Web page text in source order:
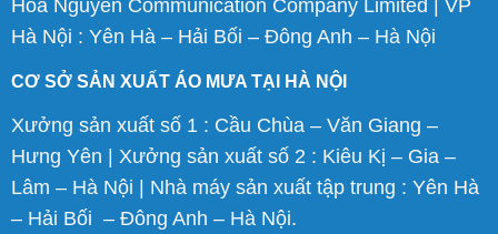
Hoa Nguyen Communication Company Limited | VP
Hà Nội : Yên Hà – Hải Bối – Đông Anh – Hà Nội
CƠ SỞ SẢN XUẤT ÁO MƯA TẠI HÀ NỘI
Xưởng sản xuất số 1 : Cầu Chùa – Văn Giang –
Hưng Yên | Xưởng sản xuất số 2 : Kiêu Kị – Gia –
Lâm – Hà Nội | Nhà máy sản xuất tập trung : Yên Hà
– Hải Bối – Đông Anh – Hà Nội.